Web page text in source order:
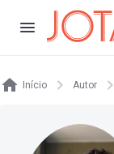
Início Autor